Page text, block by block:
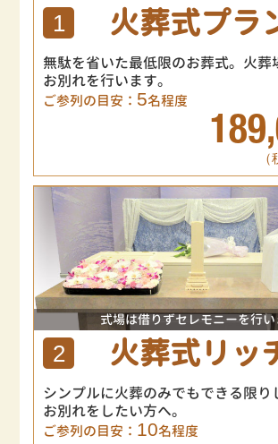
1 火葬式プラ
無駄を省いた最低限のお葬式。火葬
お別れを行います。
ご参列の目安： 5名程度
（
式場は借りずセレモニーを行い
2 火葬式リッ
シンプルに火葬のみでもできる限り
お別れをしたい方へ。
ご参列の目安： 10名程度